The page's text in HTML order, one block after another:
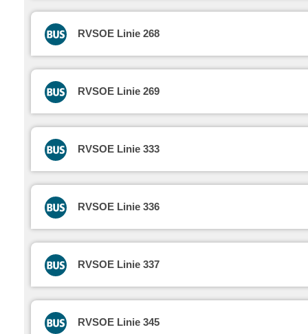
RVSOE Linie 268
RVSOE Linie 269
RVSOE Linie 333
RVSOE Linie 336
RVSOE Linie 337
RVSOE Linie 345